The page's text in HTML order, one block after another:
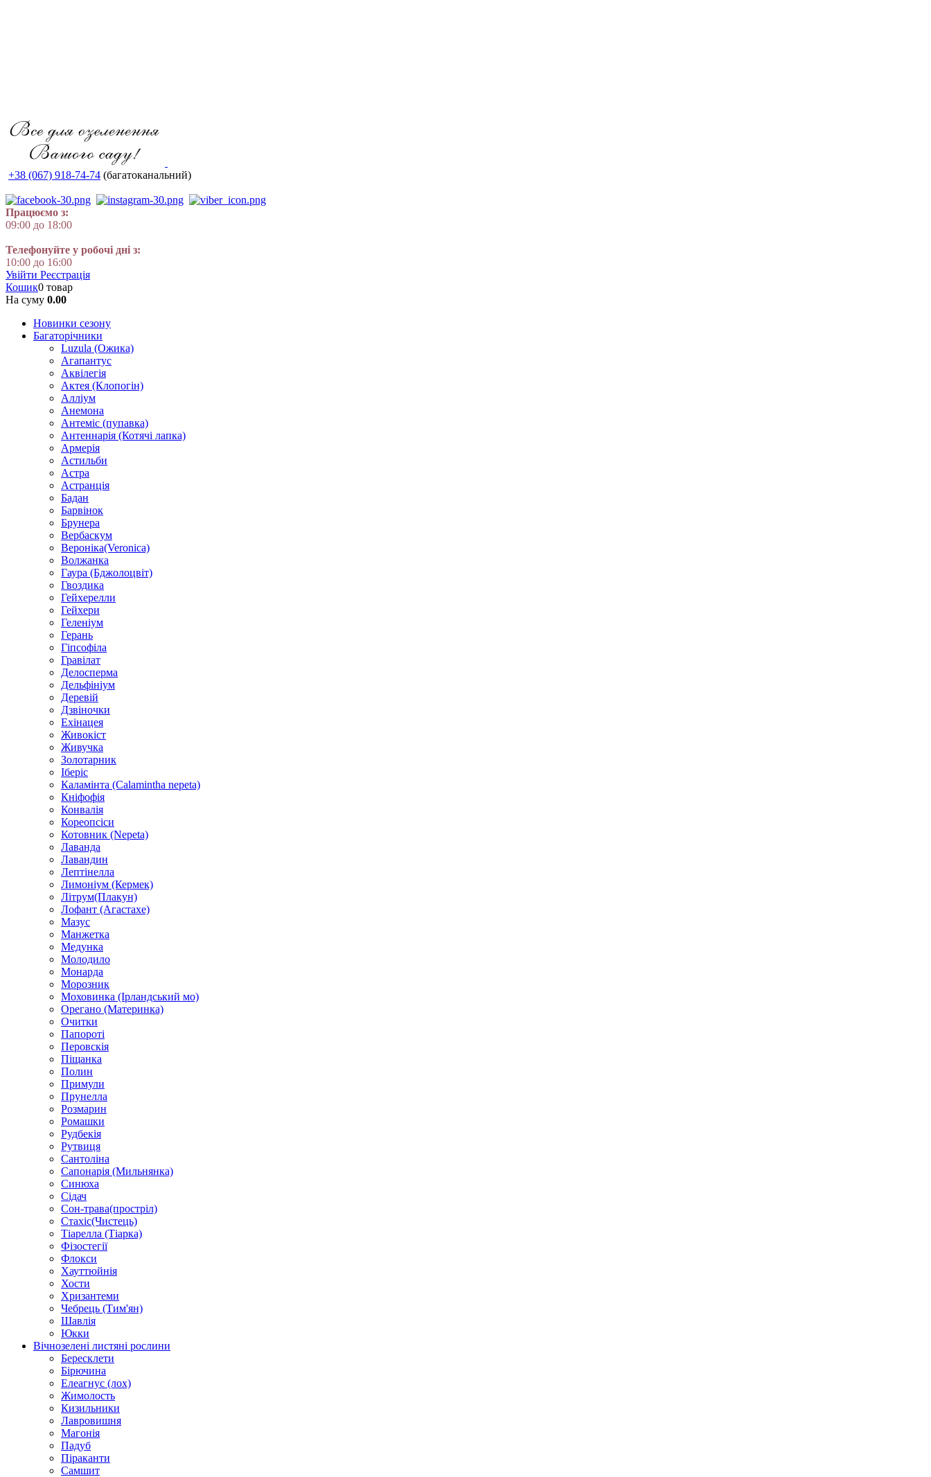
+38 (067) 918-74-74 (багатоканальний)
Працюємо з:
09:00 до 18:00
Телефонуйте у робочі дні з:
10:00 до 16:00
Увійти Реєстрація
Кошик0 товар
На суму 0.00
Новинки сезону
Багаторічники
Luzula (Ожика)
Агапантус
Аквілегія
Актея (Клопогін)
Алліум
Анемона
Антеміс (пупавка)
Антеннарія (Котячі лапка)
Армерія
Астильби
Астра
Астранція
Бадан
Барвінок
Брунера
Вербаскум
Вероніка(Veronica)
Волжанка
Гаура (Бджолоцвіт)
Гвоздика
Гейхерелли
Гейхери
Геленіум
Герань
Гіпсофіла
Гравілат
Делосперма
Дельфініум
Деревій
Дзвіночки
Ехінацея
Живокіст
Живучка
Золотарник
Іберіс
Каламінта (Calamintha nepeta)
Кніфофія
Конвалія
Кореопсіси
Котовник (Nepeta)
Лаванда
Лавандин
Лептінелла
Лимоніум (Кермек)
Літрум(Плакун)
Лофант (Агастахе)
Мазус
Манжетка
Медунка
Молодило
Монарда
Морозник
Моховинка (Ірландський мо)
Орегано (Материнка)
Очитки
Папороті
Перовскія
Піщанка
Полин
Примули
Прунелла
Розмарин
Ромашки
Рудбекія
Рутвиця
Сантоліна
Сапонарія (Мильнянка)
Синюха
Сідач
Сон-трава(простріл)
Стахіс(Чистець)
Тіарелла (Тіарка)
Фізостегії
Флокси
Хауттюйнія
Хости
Хризантеми
Чебрець (Тим'ян)
Шавлія
Юкки
Вічнозелені листяні рослини
Бересклети
Бірючина
Елеагнус (лох)
Жимолость
Кизильники
Лавровишня
Магонія
Падуб
Піраканти
Самшит